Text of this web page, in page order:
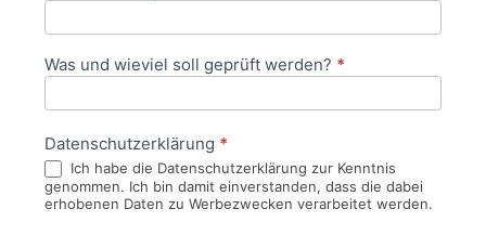
Was und wieviel soll geprüft werden? *
Datenschutzerklärung *
Ich habe die Datenschutzerklärung zur Kenntnis
genommen. Ich bin damit einverstanden, dass die dabei
erhobenen Daten zu Werbezwecken verarbeitet werden.